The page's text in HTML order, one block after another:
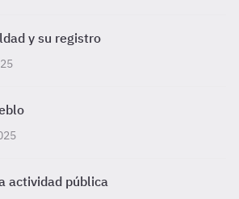
y su registro
actividad pública